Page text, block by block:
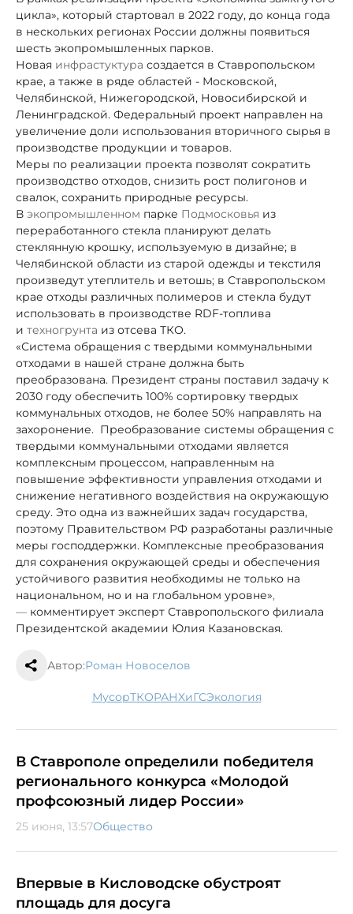
цикла», который стартовал в 2022 году, до конца года
в нескольких регионах России должны появиться
шесть экопромышленных парков.
Новая инфрастуктура создается в Ставропольском
крае, а также в ряде областей - Московской,
Челябинской, Нижегородской, Новосибирской и
Ленинградской. Федеральный проект направлен на
увеличение доли использования вторичного сырья в
производстве продукции и товаров.
Меры по реализации проекта позволят сократить
производство отходов, снизить рост полигонов и
свалок, сохранить природные ресурсы.
В экопромышленном парке Подмосковья из
переработанного стекла планируют делать
стеклянную крошку, используемую в дизайне; в
Челябинской области из старой одежды и текстиля
произведут утеплитель и ветошь; в Ставропольском
крае отходы различных полимеров и стекла будут
использовать в производстве RDF-топлива
и техногрунта из отсева ТКО.
«Система обращения с твердыми коммунальными
отходами в нашей стране должна быть
преобразована. Президент страны поставил задачу к
2030 году обеспечить 100% сортировку твердых
коммунальных отходов, не более 50% направлять на
захоронение. Преобразование системы обращения с
твердыми коммунальными отходами является
комплексным процессом, направленным на
повышение эффективности управления отходами и
снижение негативного воздействия на окружающую
среду. Это одна из важнейших задач государства,
поэтому Правительством РФ разработаны различные
меры господдержки. Комплексные преобразования
для сохранения окружающей среды и обеспечения
устойчивого развития необходимы не только на
национальном, но и на глобальном уровне»,
— комментирует эксперт Ставропольского филиала
Президентской академии Юлия Казановская.
Автор:Роман Новоселов
мусор ТКО РАНХиГС экология
В Ставрополе определили победителя
регионального конкурса «Молодой
профсоюзный лидер России»
25 июня, 13:57Общество
Впервые в Кисловодске обустроят
площадь для досуга